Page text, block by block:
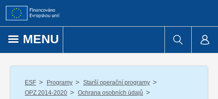
Přejít k obsahu
MENU
ESF / Programy / Starší operační programy /
OPZ 2014-2020 / Ochrana osobních údajů /